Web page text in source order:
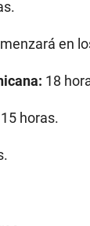
en
18
15 horas.